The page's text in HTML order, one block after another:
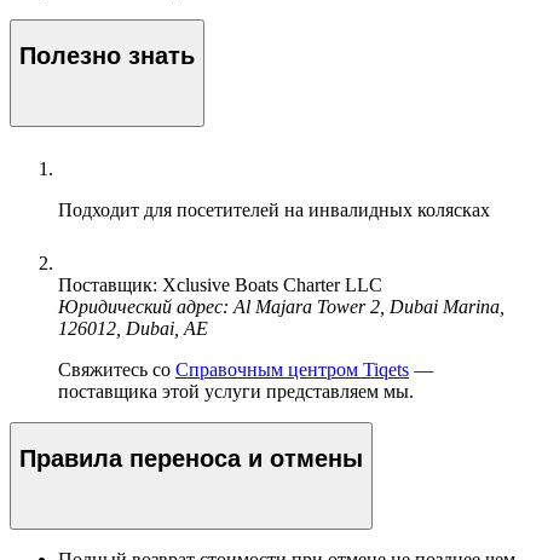
Полезно знать
Подходит для посетителей на инвалидных колясках
Поставщик: Xclusive Boats Charter LLC
Юридический адрес: Al Majara Tower 2, Dubai Marina,
126012, Dubai, AE
Свяжитесь со Справочным центром Tiqets —
поставщика этой услуги представляем мы.
Правила переноса и отмены